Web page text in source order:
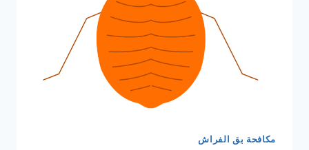
مكافحة بق الفراش